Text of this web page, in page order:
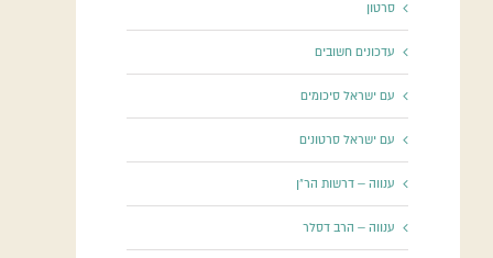
סרטון
עדכונים חשובים
עם ישראל סיכומים
עם ישראל סרטונים
ענווה – דרשות הר"ן
ענווה – הרב דסלר